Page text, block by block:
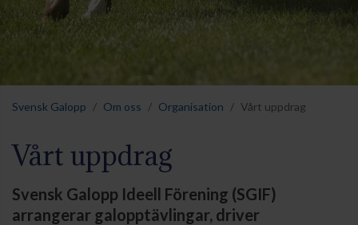
Svensk Galopp Om oss Organisation Vårt uppdrag
Vårt uppdrag
Svensk Galopp Ideell Förening (SGIF)
arrangerar galopptävlingar, driver